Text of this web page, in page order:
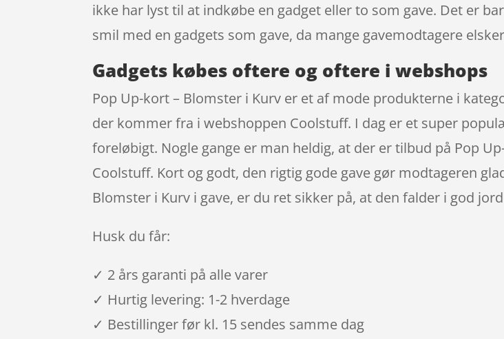
ikke har lyst til at indkøbe en gadget eller to som gave. Det er
smil med en gadgets som gave, da mange gavemodtagere
Gadgets købes oftere og oftere i webshops
Pop Up-kort – Blomster i Kurv er et af mode produkterne i
der kommer fra i webshoppen Coolstuff. I dag er et super
foreløbigt. Nogle gange er man heldig, at der er tilbud på Pop
Coolstuff. Kort og godt, den rigtig gode gave gør modtageren
Blomster i Kurv i gave, er du ret sikker på, at den falder i god
Husk du får:
✓ 2 års garanti på alle varer
✓ Hurtig levering: 1-2 hverdage
✓ Bestillinger før kl. 15 sendes samme dag